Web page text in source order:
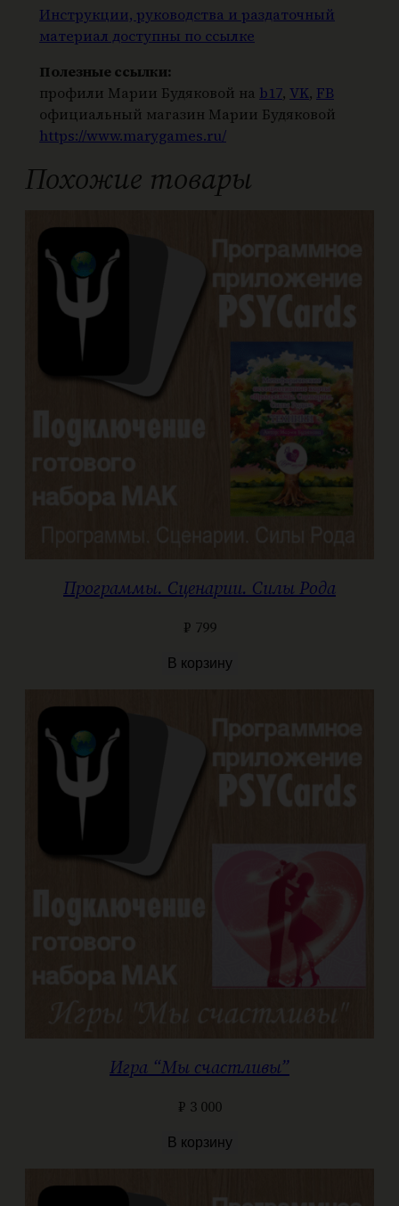
Инструкции, руководства и раздаточный
материал доступны по ссылке
Полезные ссылки:
профили Марии Будяковой на b17, VK, FB
официальный магазин Марии Будяковой
https://www.marygames.ru/
Похожие товары
Программы. Сценарии. Силы Рода
₽ 799
В корзину
Игра “Мы счастливы”
₽ 3 000
В корзину